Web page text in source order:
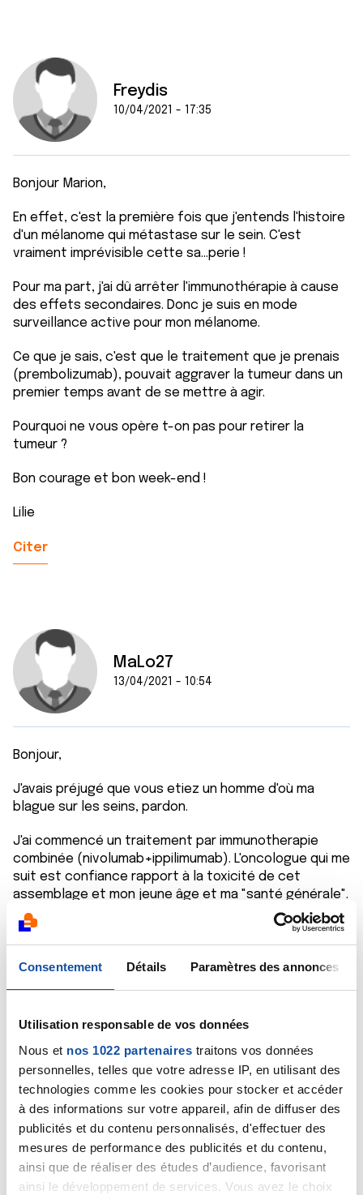
Consentement Détails Paramètres des annonces
Utilisation responsable de vos données
Nous et nos 1022 partenaires traitons vos données
personnelles, telles que votre adresse IP, en utilisant des
technologies comme les cookies pour stocker et accéder
à des informations sur votre appareil, afin de diffuser des
publicités et du contenu personnalisés, d'effectuer des
mesures de performance des publicités et du contenu,
ainsi que de réaliser des études d’audience, favorisant
ainsi le développement de services. Vous avez le choix
Freydis
10/04/2021 - 17:35
Bonjour Marion,
En effet, c'est la première fois que j'entends l'histoire
d'un mélanome qui métastase sur le sein. C'est
vraiment imprévisible cette sa...perie !
Pour ma part, j'ai dû arrêter l'immunothérapie à cause
des effets secondaires. Donc je suis en mode
surveillance active pour mon mélanome.
Ce que je sais, c'est que le traitement que je prenais
(prembolizumab), pouvait aggraver la tumeur dans un
premier temps avant de se mettre à agir.
Pourquoi ne vous opère t-on pas pour retirer la
tumeur ?
Bon courage et bon week-end !
Lilie
Citer
MaLo27
13/04/2021 - 10:54
Bonjour,
J'avais préjugé que vous etiez un homme d'où ma
blague sur les seins, pardon.
J'ai commencé un traitement par immunotherapie
combinée (nivolumab+ippilimumab). L'oncologue qui me
suit est confiance rapport à la toxicité de cet
assemblage et mon jeune âge et ma "santé générale".
J'espere que je ne serai pas contrainte de l'arrêter,
même si l'on m'a dit qu'en cas d'echec il y avait des
alternatives (comme les thérapies ciblées).
traitement ppur vous ?
Et sinon voici mon conseil : ne pensez pas à la recjute,
elle est arrivée pour moi mais après mon curage on
avait expliqué que certaines personnes ne recidivent
jamais.
Vivez normalement et restez simplement vigilante et
surtour, ne doutez jamais de votre intuition ; j'ai dû me
diriger seule vers l'oncologue car ni ma gynécologue ni
le radiologue ne m'ont suggéré de le faire (selon eux